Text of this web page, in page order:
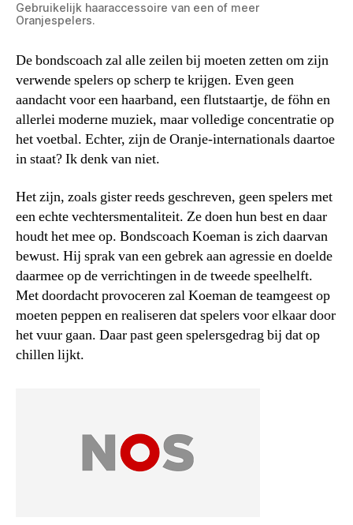
Gebruikelijk haaraccessoire van een of meer
Oranjespelers.
De bondscoach zal alle zeilen bij moeten zetten om zijn
verwende spelers op scherp te krijgen. Even geen
aandacht voor een haarband, een flutstaartje, de föhn en
allerlei moderne muziek, maar volledige concentratie op
het voetbal. Echter, zijn de Oranje-internationals daartoe
in staat? Ik denk van niet.
Het zijn, zoals gister reeds geschreven, geen spelers met
een echte vechtersmentaliteit. Ze doen hun best en daar
houdt het mee op. Bondscoach Koeman is zich daarvan
bewust. Hij sprak van een gebrek aan agressie en doelde
daarmee op de verrichtingen in de tweede speelhelft.
Met doordacht provoceren zal Koeman de teamgeest op
moeten peppen en realiseren dat spelers voor elkaar door
het vuur gaan. Daar past geen spelersgedrag bij dat op
chillen lijkt.